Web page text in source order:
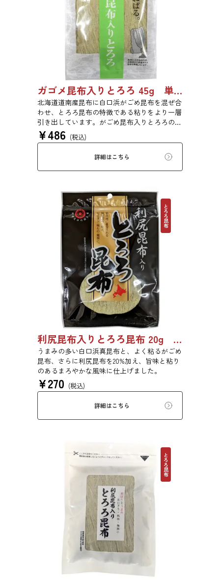
ガゴメ昆布入りとろろ 45g 単品 5袋セット 20袋セット 1774
北海道道南産昆布に白口浜がごめ昆布を混ぜ合
わせ、とろろ昆布の特徴である粘りをより一層
引き出しています。がごめ昆布入りとろろの粘
りと旨味をぜひご賞味ください。
¥486 (税込)
詳細はこちら
とろろ昆布
利尻昆布入りとろろ昆布 20g 3436
うまみの多い白口浜真昆布と、よく粘るがごめ
昆布、さらに利尻昆布を20%加え、旨味と粘り
のあるまろやかな風味に仕上げました。
¥270 (税込)
詳細はこちら
とろろ昆布